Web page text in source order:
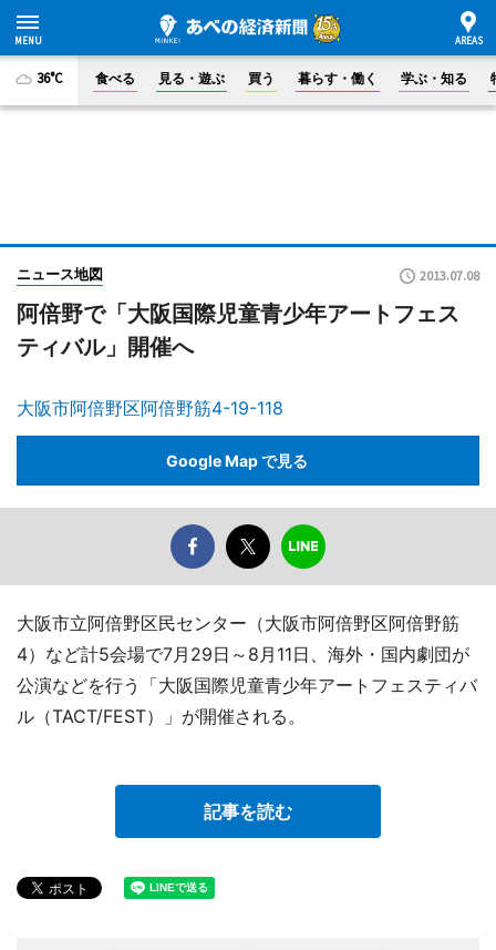
36°C 食べる 見る・遊ぶ 買う 暮らす・働く 学ぶ・知る
ニュース地図 2013.07.08
阿倍野で「大阪国際児童青少年アートフェス
ティバル」開催へ
大阪市阿倍野区阿倍野筋4-19-118
Google Map で見る
大阪市立阿倍野区民センター（大阪市阿倍野区阿倍野筋
4）など計5会場で7月29日～8月11日、海外・国内劇団が
公演などを行う「大阪国際児童青少年アートフェスティバ
ル（TACT/FEST）」が開催される。
記事を読む